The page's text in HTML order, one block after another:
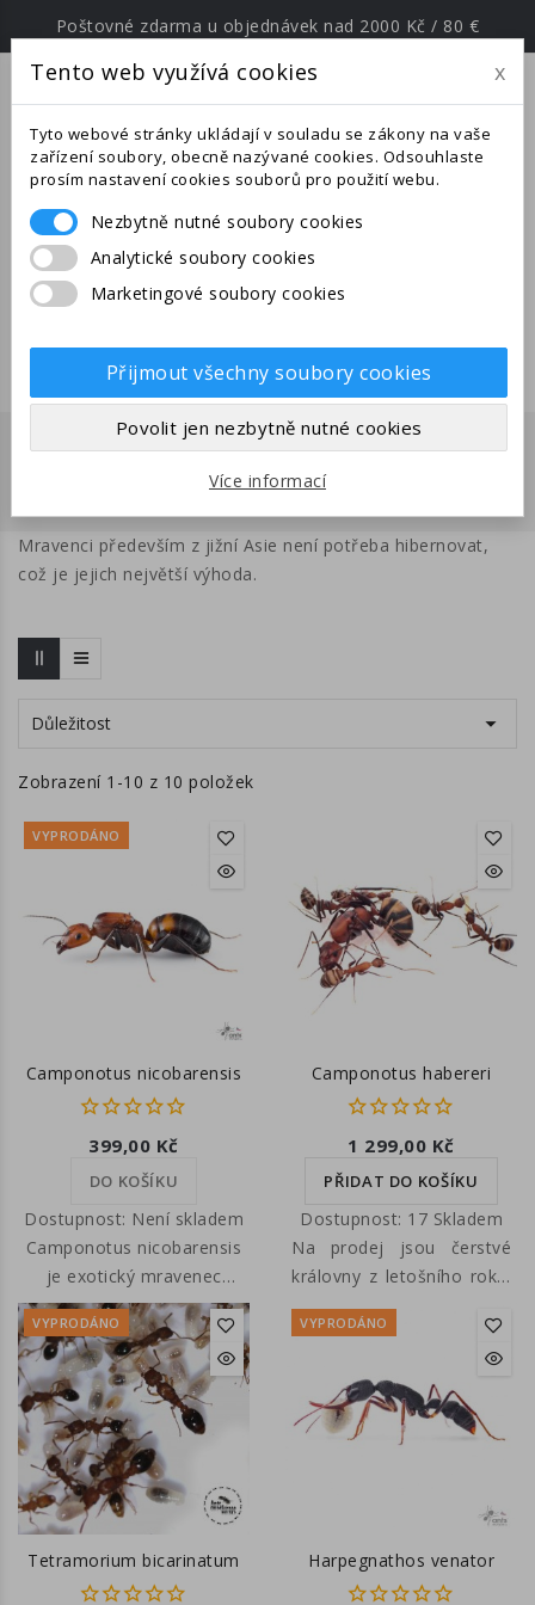
Poštovné zdarma u objednávek nad 2000 Kč / 80 €
menu
Upozornění: Ve dnech od
25.6.-27.7.2026 jsme na expedici v
jižní Evropě. Uskutečněné
objednávky budou odeslány po
28.7.2026.
DRUHY Z ASIE
Mravenci Druhy z Asie
Mravenci především z jižní Asie není potřeba hibernovat,
což je jejich největší výhoda.
Důležitost 
Zobrazení 1-10 z 10 položek
VYPRODÁNO
Camponotus nicobarensis
399,00 Kč
DO KOŠÍKU
Dostupnost: Není skladem
Camponotus nicobarensis
je exotický mravenec
původem z jihovýchodní
Asie, patří k rychle se
rozrůstajícím druhům
mravenců. Vzhledem k
nízkým nárokům na chov
je vhodný pro začátečníky.
Na prodej jsou čerstvé
královny z rojení letošního
roku.
Camponotus habereri
1 299,00 Kč
PŘIDAT DO KOŠÍKU
Dostupnost: 17 Skladem
Na prodej jsou čerstvé
královny z letošního roku.
Endemický Camponotus s
krásnými pruhovanými
vzory na gasteru
(zadečku) vyskytující se na
ostrově Taiwan. Je to
nádherný druh mravence
barvami těla: červená,
královny 15-16 mm,
velikost dělnic 7-13 mm.
VYPRODÁNO
Tetramorium bicarinatum
VYPRODÁNO
Harpegnathos venator
Tento web využívá cookies x
Tyto webové stránky ukládají v souladu se zákony na vaše
zařízení soubory, obecně nazývané cookies. Odsouhlaste
prosím nastavení cookies souborů pro použití webu.
Nezbytně nutné soubory cookies
Analytické soubory cookies
Marketingové soubory cookies
Přijmout všechny soubory cookies
Povolit jen nezbytně nutné cookies
Více informací